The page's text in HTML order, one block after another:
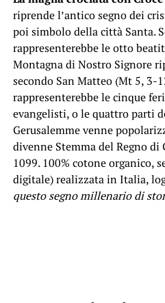
riprende l’antico segno dei
poi simbolo della città Santa.
rappresenterebbe le otto
Montagna di Nostro Signore
secondo San Matteo (Mt 5, 3-
rappresenterebbe le cinque
evangelisti, o le quattro parti
Gerusalemme venne
divenne Stemma del Regno di
1099. 100% cotone organico,
digitale) realizzata in Italia,
questo segno millenario di